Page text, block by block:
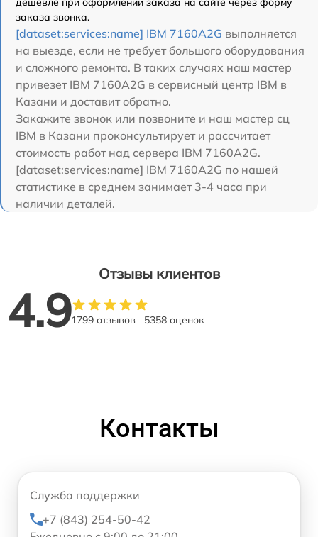
заказа звонка.
[dataset:services:name] IBM 7160A2G выполняется
на выезде, если не требует большого оборудования
и сложного ремонта. В таких случаях наш мастер
привезет IBM 7160A2G в сервисный центр IBM в
Казани и доставит обратно.
Закажите звонок или позвоните и наш мастер сц
IBM в Казани проконсультирует и рассчитает
стоимость работ над сервера IBM 7160A2G.
[dataset:services:name] IBM 7160A2G по нашей
статистике в среднем занимает 3-4 часа при
наличии деталей.
Отзывы клиентов
4.91799 отзывов 5358 оценок
Контакты
Служба поддержки
+7 (843) 254-50-42